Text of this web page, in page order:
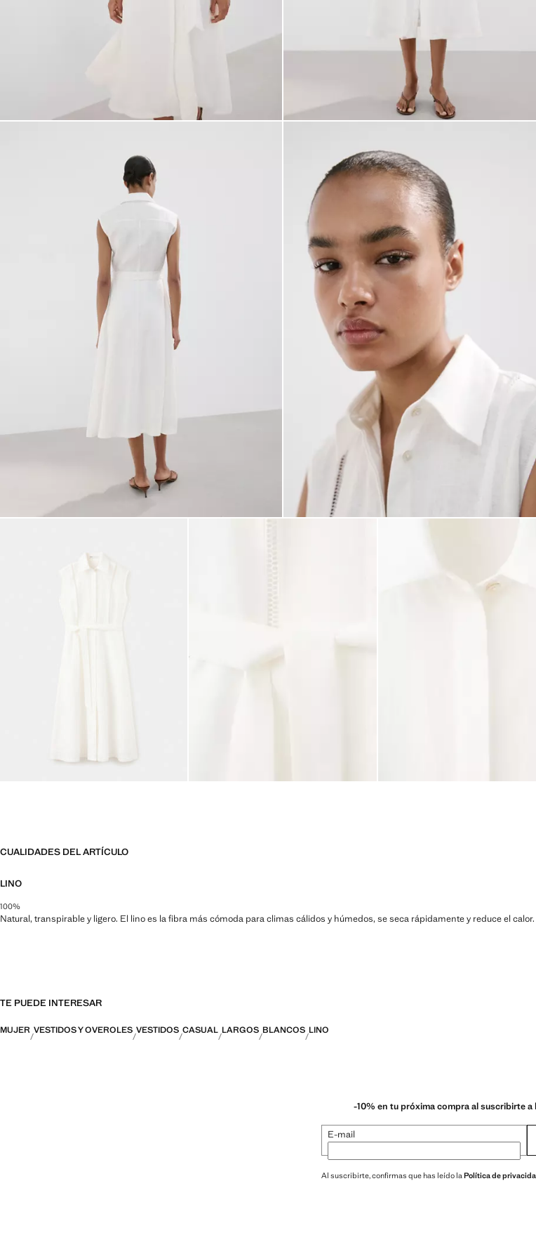
CUALIDADES DEL ARTÍCULO
LINO
100%
Natural, transpirable y ligero. El lino es la fibra más cómoda para climas cálidos y húmedos, se seca rápidamente y reduce el calor.
TE PUEDE INTERESAR
MUJER VESTIDOS Y OVEROLES VESTIDOS CASUAL LARGOS BLANCOS LINO
-10% en tu próxima compra al suscribirte
E-mail
Al suscribirte, confirmas que has leído la Política de